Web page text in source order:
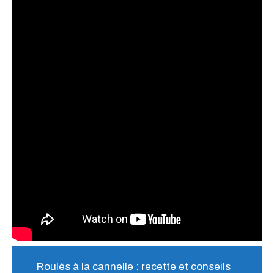
Roulés à la cannelle : recette et conseils